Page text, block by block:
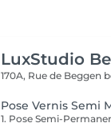
LuxStudio
170A, Rue de Beggen
Pose Vernis Semi